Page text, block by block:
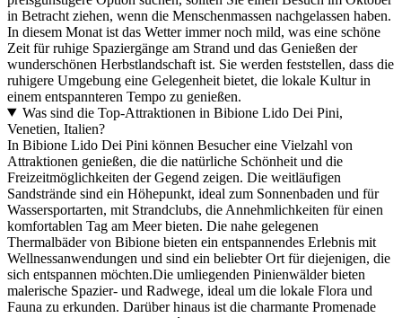
in Betracht ziehen, wenn die Menschenmassen nachgelassen haben.
In diesem Monat ist das Wetter immer noch mild, was eine schöne
Zeit für ruhige Spaziergänge am Strand und das Genießen der
wunderschönen Herbstlandschaft ist. Sie werden feststellen, dass die
ruhigere Umgebung eine Gelegenheit bietet, die lokale Kultur in
einem entspannteren Tempo zu genießen.
Was sind die Top-Attraktionen in Bibione Lido Dei Pini,
Venetien, Italien?
In Bibione Lido Dei Pini können Besucher eine Vielzahl von
Attraktionen genießen, die die natürliche Schönheit und die
Freizeitmöglichkeiten der Gegend zeigen. Die weitläufigen
Sandstrände sind ein Höhepunkt, ideal zum Sonnenbaden und für
Wassersportarten, mit Strandclubs, die Annehmlichkeiten für einen
komfortablen Tag am Meer bieten. Die nahe gelegenen
Thermalbäder von Bibione bieten ein entspannendes Erlebnis mit
Wellnessanwendungen und sind ein beliebter Ort für diejenigen, die
sich entspannen möchten.Die umliegenden Pinienwälder bieten
malerische Spazier- und Radwege, ideal um die lokale Flora und
Fauna zu erkunden. Darüber hinaus ist die charmante Promenade